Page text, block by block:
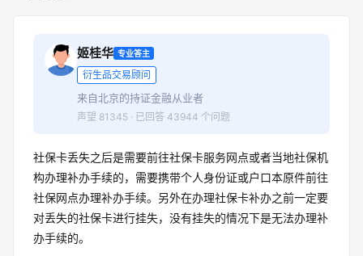
姬桂华 专业答主
衍生品交易顾问
来自北京的持证金融从业者
声望 81345 · 已回答 43944 个问题
社保卡丢失之后是需要前往社保卡服务网点或者当地社保机
构办理补办手续的，需要携带个人身份证或户口本原件前往
社保网点办理补办手续。另外在办理社保卡补办之前一定要
对丢失的社保卡进行挂失，没有挂失的情况下是无法办理补
办手续的。